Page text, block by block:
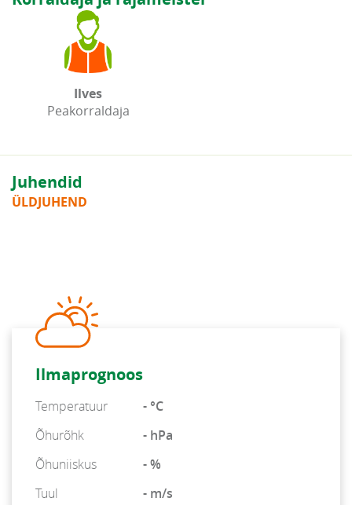
Ilves
Peakorraldaja
Juhendid
ÜLDJUHEND
Ilmaprognoos
Temperatuur
- °C
Õhurõhk
- hPa
Õhuniiskus
- %
Tuul
- m/s